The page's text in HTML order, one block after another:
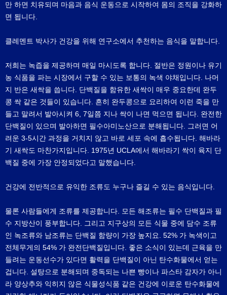
만 하면 치유되며 마음과 음식 운동으로 시작하여 몸의 조직을 강화하
면 됩니다.
클레멘트 박사가 건강을 위해 연구소에서 추천하는 음식을 말합니다.
저희는 녹즙을 제공하며 매일 마시도록 합니다. 절반은 정원이나 유기
농 식품을 파는 시장에서 구할 수 있는 보통의 녹색 야채입니다. 나머
지 반은 새싹을 씁니다. 단백질을 함유한 새싹이 매우 중요한데 완두
콩 싹 같은 것들이 있습니다. 흔히 완두콩으로 요리하여 이런 죽을 만
들고 말려서 발아시켜 6, 7일쯤 지나 싹이 나면 먹으면 됩니다. 완전한
단백질이 있으며 발아하면 필수아미노산으로 분해됩니다. 그러면 어
려운 3-5시간 과정을 거치지 않고 바로 세포 속에 흡수됩니다. 해바라
기 새싹도 마찬가지입니다. 1975년 UCLA에서 해바라기 싹이 육지 단
백질 중에 가장 안정되었다고 말했습니다.
건강에 전반적으로 유익한 조류도 누구나 즐길 수 있는 음식입니다.
물론 사람들에게 조류를 제공합니다. 모든 해조류는 필수 단백질과 필
수 지방산이 풍부합니다. 그리고 지구상의 모든 식물 중에 담수 조류
인 녹조류와 남조류는 단백질 함량이 가장 높지요. 52% 가 녹색이고
전체무게의 54% 가 완전단백질입니다. 좋은 소식이 있는데 근육을 만
들려는 운동선수가 있다면 활력을 단백질이 아닌 탄수화물에서 얻는
겁니다. 설탕으로 분해되며 중독되는 나쁜 빵이나 파스타 감자가 아니
라 양상추와 익히지 않은 식물성식품 같은 건강에 이로운 탄수화물에